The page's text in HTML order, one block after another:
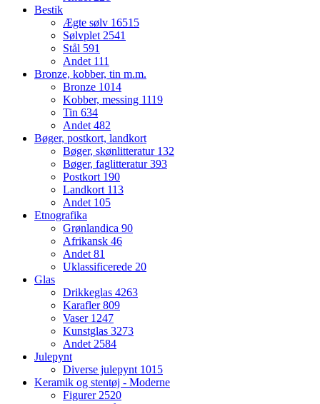
Bestik
Ægte sølv 16515
Sølvplet2541
Stål 591
Andet 111
Bronze, kobber, tin m.m.
Bronze 1014
Kobber, messing 1119
Tin 634
Andet482
Bøger, postkort, landkort
Bøger, skønlitteratur 132
Bøger, faglitteratur393
Postkort 190
Landkort 113
Andet 105
Etnografika
Grønlandica 90
Afrikansk 46
Andet81
Uklassificerede 20
Glas
Drikkeglas 4263
Karafler809
Vaser 1247
Kunstglas 3273
Andet2584
Julepynt
Diverse julepynt 1015
Keramik og stentøj - Moderne
Figurer2520